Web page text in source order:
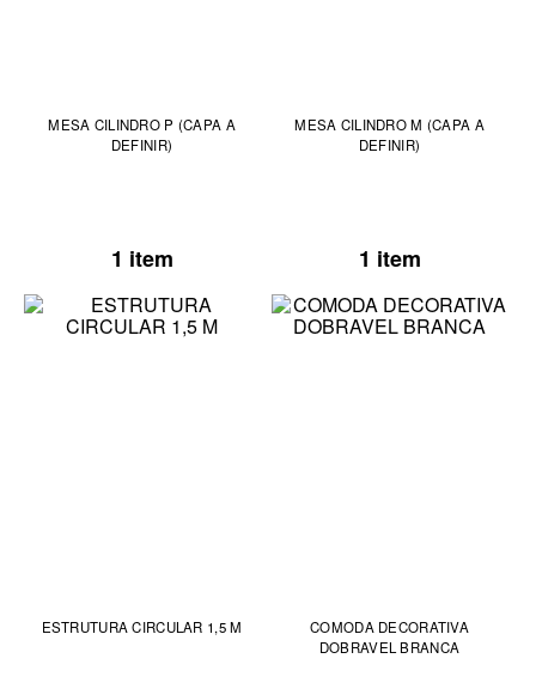
MESA CILINDRO P (CAPA A
DEFINIR)
1 item
MESA CILINDRO M (CAPA A
DEFINIR)
1 item
ESTRUTURA CIRCULAR 1,5 M
COMODA DECORATIVA
DOBRAVEL BRANCA